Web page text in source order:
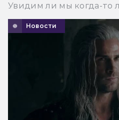
Увидим ли мы когда-то
Новости